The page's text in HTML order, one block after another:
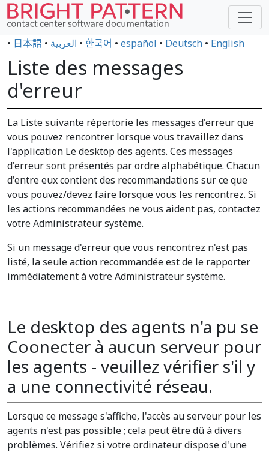
• 日本語 • العربية • 한국어 • español • Deutsch • English
Liste des messages
d'erreur
La Liste suivante répertorie les messages d'erreur que
vous pouvez rencontrer lorsque vous travaillez dans
l'application Le desktop des agents. Ces messages
d'erreur sont présentés par ordre alphabétique. Chacun
d'entre eux contient des recommandations sur ce que
vous pouvez/devez faire lorsque vous les rencontrez. Si
les actions recommandées ne vous aident pas, contactez
votre Administrateur système.
Si un message d'erreur que vous rencontrez n'est pas
listé, la seule action recommandée est de le rapporter
immédiatement à votre Administrateur système.
Le desktop des agents n'a pu se
Coonecter à aucun serveur pour
les agents - veuillez vérifier s'il y
a une connectivité réseau.
Lorsque ce message s'affiche, l'accès au serveur pour les
agents n'est pas possible ; cela peut être dû à divers
problèmes. Vérifiez si votre ordinateur dispose d'une